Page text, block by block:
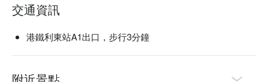
交通資訊
港鐵利東站A1出口，步行3分鐘